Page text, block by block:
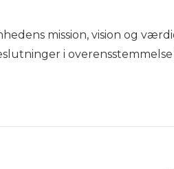
mission, vision og
i